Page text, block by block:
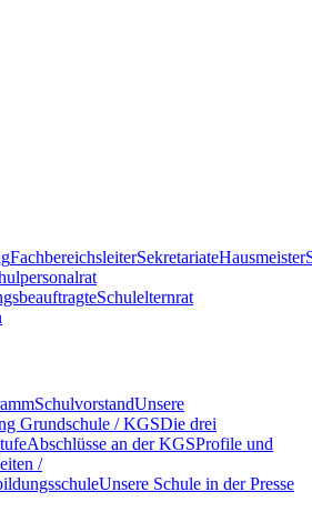
FachbereichsleiterSekretariateHausmeister
Schulelternrat
SchulvorstandUnsere
Grundschule / KGSDie drei
Abschlüsse an der KGSProfile und
/
Unsere Schule in der Presse